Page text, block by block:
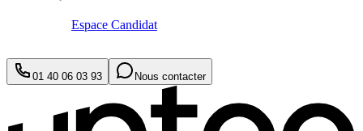
Espace Candidat
01 40 06 03 93 Nous contacter